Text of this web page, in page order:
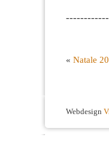
« Natale
Webdesign